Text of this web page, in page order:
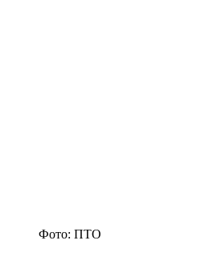
Фото: ПТО